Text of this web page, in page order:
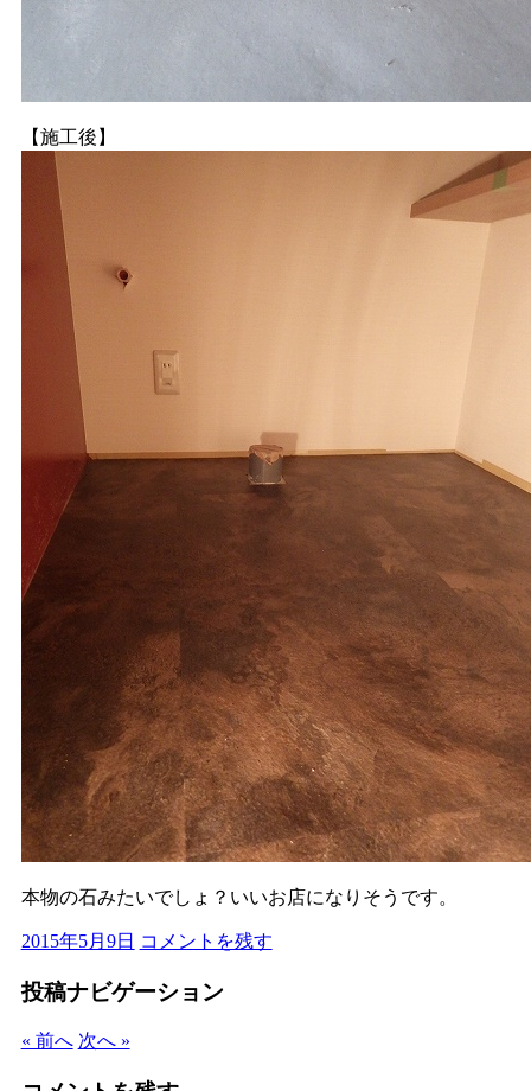
【施工後】
本物の石みたいでしょ？いいお店になりそうです。
2015年5月9日 コメントを残す
投稿ナビゲーション
« 前へ 次へ »